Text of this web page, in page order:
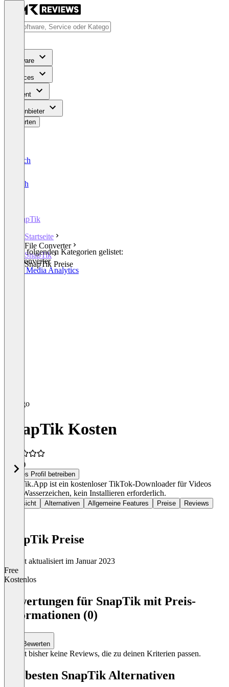
Software
Services
Content
Für Anbieter
Bewerten
Deutsch
English
SnapTik
Startseite
File Converter
SnapTik
SnapTik Preise
In den folgenden Kategorien gelistet:
File Converter
Social Media Analytics
SnapTik Kosten
4,5 (1)
Dieses Profil betreiben
SnapTik.App ist ein kostenloser TikTok-Downloader für Videos
ohne Wasserzeichen, kein Installieren erforderlich.
Übersicht Alternativen Allgemeine Features Preise Reviews
SnapTik Preise
Zuletzt aktualisiert im Januar 2023
Free
Kostenlos
Bewertungen für SnapTik mit Preis-
Informationen (0)
Bewerten
Es gibt bisher keine Reviews, die zu deinen Kriterien passen.
Die besten SnapTik Alternativen